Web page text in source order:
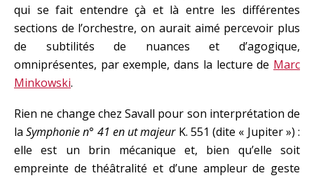
qui se fait entendre çà et là entre les différentes
sections de l’orchestre, on aurait aimé percevoir plus
de subtilités de nuances et d’agogique,
omniprésentes, par exemple, dans la lecture de Marc
Minkowski.
Rien ne change chez Savall pour son interprétation de
laSymphonie n° 41 en ut majeurK. 551 (dite « Jupiter ») :
elle est un brin mécanique et, bien qu’elle soit
empreinte de théâtralité et d’une ampleur de geste